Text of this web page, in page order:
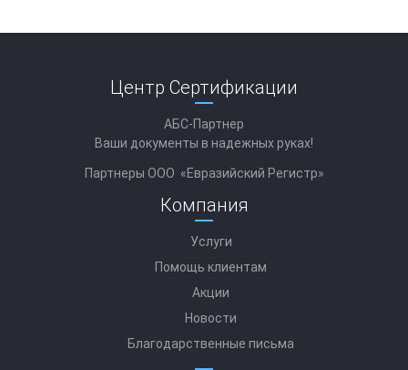
Центр Сертификации
АБС-Партнер
Ваши документы в надежных руках!
Партнеры ООО «Евразийский Регистр»
Компания
Услуги
Помощь клиентам
Акции
Новости
Благодарственные письма